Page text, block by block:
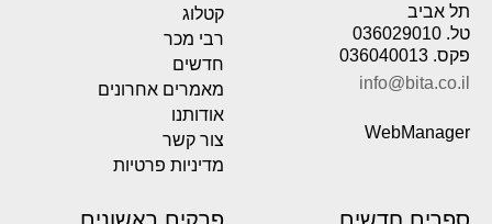
תל אביב
טל. 036029010
פקס. 036040013
info@bita.co.il
WebManager
קטלוג
רבי מכר
חדשים
מאמרים אחרונים
אודותנו
צור קשר
מדיניות פרטיות